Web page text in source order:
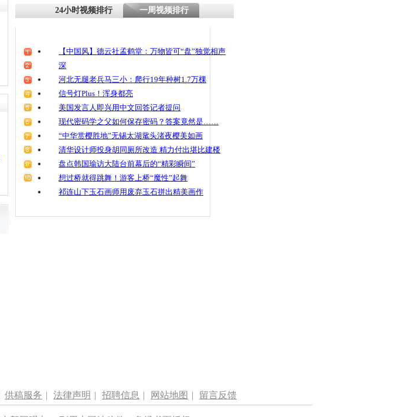
24小时视频排行 一周视频排行
【中国风】德云社孟鹤堂：万物皆可“盘”独觉相声
深
河北无腿老兵马三小：爬行19年种树1.7万棵
信号灯Plus！浑身都亮
美国发言人即兴用中文回答记者提问
现代密码学之父如何保存密码？答案竟然是……
“中华赏樱胜地”无锡太湖鼋头渚夜樱美如画
清华设计师投身胡同厕所改造 精力付出堪比建楼
盘点韩国瑜访大陆台前幕后的“精彩瞬间”
想过桥就得跳舞！游客上桥“魔性”起舞
祁连山下玉石画师用废弃玉石拼出精美画作
供稿服务 | 法律声明 | 招聘信息 | 网站地图 | 留言反馈